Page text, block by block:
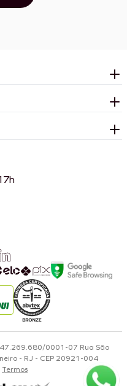
47.269.680/0001-07 Rua São
- RJ - CEP 20921-004
Termos